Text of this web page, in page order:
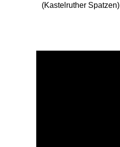
(Kastelruther Spatzen)